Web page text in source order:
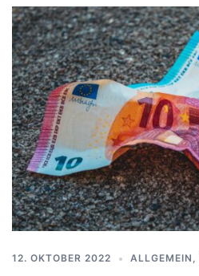
12. OKTOBER 2022 ALLGEMEIN